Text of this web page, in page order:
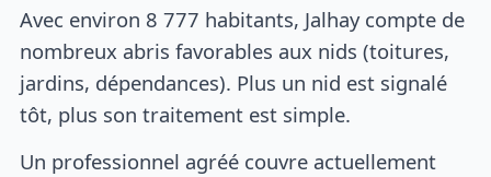
Avec environ 8 777 habitants, Jalhay compte de
nombreux abris favorables aux nids (toitures,
jardins, dépendances). Plus un nid est signalé
tôt, plus son traitement est simple.
Un professionnel agréé couvre actuellement